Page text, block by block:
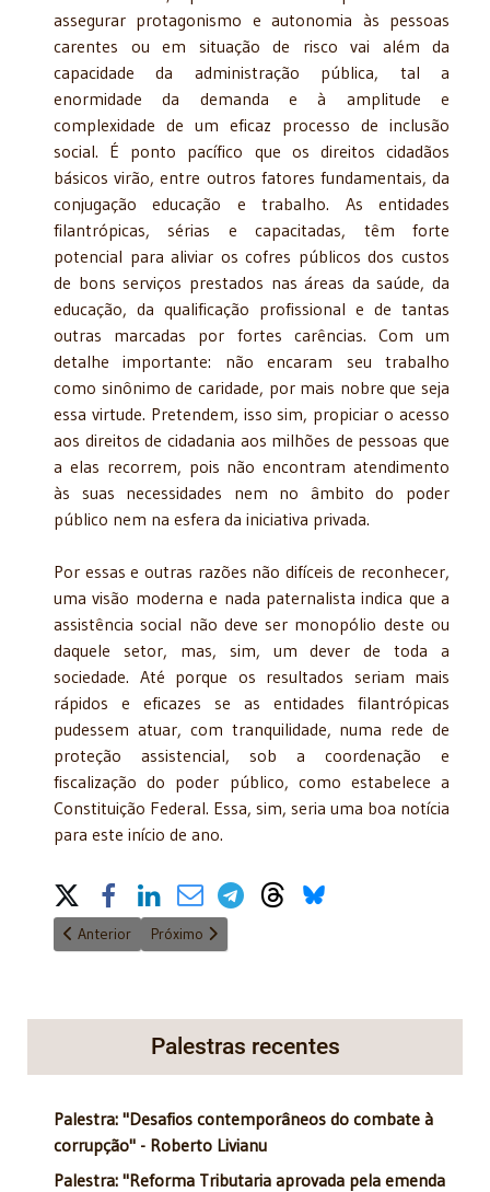
assegurar protagonismo e autonomia às pessoas
carentes ou em situação de risco vai além da
capacidade da administração pública, tal a
enormidade da demanda e à amplitude e
complexidade de um eficaz processo de inclusão
social. É ponto pacífico que os direitos cidadãos
básicos virão, entre outros fatores fundamentais, da
conjugação educação e trabalho. As entidades
filantrópicas, sérias e capacitadas, têm forte
potencial para aliviar os cofres públicos dos custos
de bons serviços prestados nas áreas da saúde, da
educação, da qualificação profissional e de tantas
outras marcadas por fortes carências. Com um
detalhe importante: não encaram seu trabalho
como sinônimo de caridade, por mais nobre que seja
essa virtude. Pretendem, isso sim, propiciar o acesso
aos direitos de cidadania aos milhões de pessoas que
a elas recorrem, pois não encontram atendimento
às suas necessidades nem no âmbito do poder
público nem na esfera da iniciativa privada.
Por essas e outras razões não difíceis de reconhecer,
uma visão moderna e nada paternalista indica que a
assistência social não deve ser monopólio deste ou
daquele setor, mas, sim, um dever de toda a
sociedade. Até porque os resultados seriam mais
rápidos e eficazes se as entidades filantrópicas
pudessem atuar, com tranquilidade, numa rede de
proteção assistencial, sob a coordenação e
fiscalização do poder público, como estabelece a
Constituição Federal. Essa, sim, seria uma boa notícia
para este início de ano.
Share on Social Media
Artigo anterior: 'União pela saúde' - 21/1/2015
Anterior Próximo artigo: "O crime pode ser nosso e a
Próximo
Palestras recentes
Palestra: "Desafios contemporâneos do combate à
corrupção" - Roberto Livianu
Palestra: "Reforma Tributaria aprovada pela emenda